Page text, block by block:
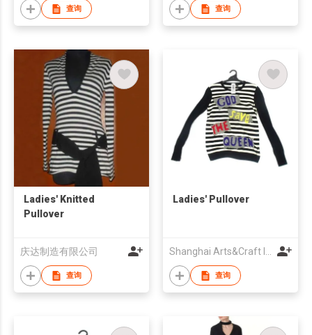
查询 查询
Ladies' Knitted
Pullover
庆达制造有限公司
查询
Ladies' Pullover
Shanghai Arts&Craft Imp&Exp Co., Ltd
查询